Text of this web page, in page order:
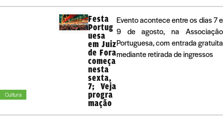
Cultura
Festa
Portug
uesa
em Juiz
de Fora
começa
nesta
sexta,
7; Veja
progra
mação
Evento acontece entre os dias 7 e
9 de agosto, na Associação
Portuguesa, com entrada gratuita
mediante retirada de ingressos